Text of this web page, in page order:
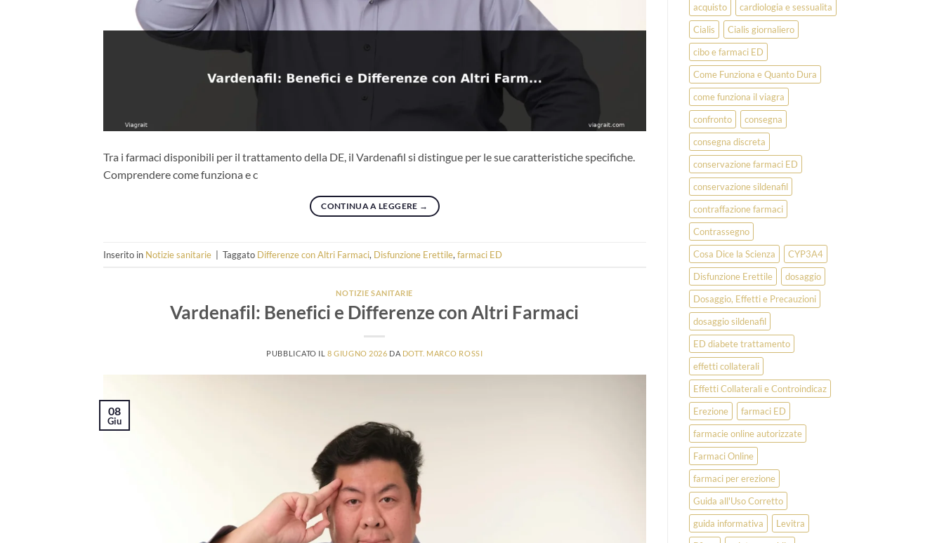
Tra i farmaci disponibili per il trattamento della DE, il Vardenafil si distingue per le sue caratteristiche specifiche.
Comprendere come funziona e c
CONTINUA A LEGGERE →
Inserito in Notizie sanitarie Taggato Differenze con Altri Farmaci, Disfunzione Erettile, farmaci ED
NOTIZIE SANITARIE
Vardenafil: Benefici e Differenze con Altri Farmaci
PUBBLICATO IL8 GIUGNO 2026 DA DOTT. MARCO ROSSI
08
Giu
acquisto
cardiologia e sessualita
Cialis
Cialis giornaliero
cibo e farmaci ED
Come Funziona e Quanto Dura
come funziona il viagra
confronto
consegna
consegna discreta
conservazione farmaci ED
conservazione sildenafil
contraffazione farmaci
Contrassegno
Cosa Dice la Scienza
CYP3A4
Disfunzione Erettile
dosaggio
Dosaggio, Effetti e Precauzioni
dosaggio sildenafil
ED diabete trattamento
effetti collaterali
Effetti Collaterali e Controindicaz
Erezione
farmaci ED
farmacie online autorizzate
Farmaci Online
farmaci per erezione
Guida all'Uso Corretto
guida informativa
Levitra